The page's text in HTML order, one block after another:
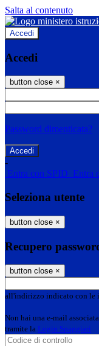
Salta al contenuto
Accedi
Accedi
button close ×
Password dimenticata?
-
Entra con SPID Entra
Seleziona utente
button close ×
Recupero
button close ×
all'indirizzo indicato con le
Non hai una e-mail
tramite la Login Spaggiari